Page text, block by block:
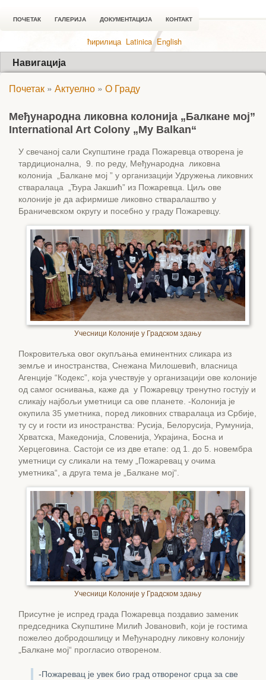
ПОЧЕТАК ГАЛЕРИЈА ДОКУМЕНТАЦИЈА КОНТАКТ
ћирилица Latinica English
Навигација
Почетак » Актуелно » О Граду
Међународна ликовна колонија „Балкане мој”
International Art Colony „My Balkan“
У свечаној сали Скупштине града Пожаревца отворена је
тардиционална, 9. по реду, Међународна ликовна
колонија „Балкане мој ” у организацији Удружења ликовних
стваралаца „Ђура Јакшић” из Пожаревца. Циљ ове
колоније је да афирмише ликовно стваралаштво у
Браничевском округу и посебно у граду Пожаревцу.
Учесници Колоније у Градском здању
Покровитељка овог окупљања еминентних сликара из
земље и иностранства, Снежана Милошевић, власница
Агенције “Кодекс”, која учествује у организацији ове колоније
од самог оснивања, каже да у Пожаревцу тренутно гостују и
сликају најбољи уметници са ове планете. -Колонија је
окупила 35 уметника, поред ликовних стваралаца из Србије,
ту су и гости из иностранства: Русија, Белорусија, Румунија,
Хрватска, Македонија, Словенија, Украјина, Босна и
Херцеговина. Састоји се из две етапе: од 1. до 5. новембра
уметници су сликали на тему „Пожаревац у очима
уметника“, а друга тема је „Балкане мој“.
Учесници Колоније у Градском здању
Присутне је испред града Пожаревца поздавио заменик
председника Скупштине Милић Јовановић, који је гостима
пожелео добродошлицу и Међународну ликовну колонију
„Балкане мој“ прогласио отвореном.
-Пожаревац је увек био град отвореног срца за све